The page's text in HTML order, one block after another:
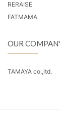
RERAISE
FATMAMA
OUR
TAMAYA co.,ltd.